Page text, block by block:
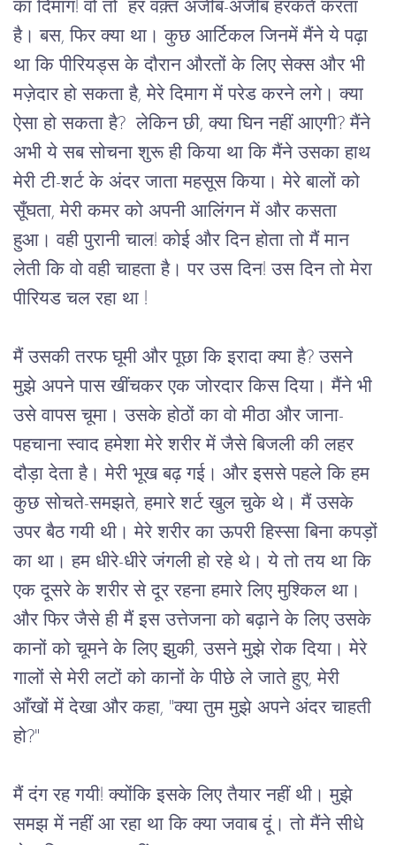
का दिमाग! वो तो हर वक़्त अजीब-अजीब हरकतें करता
है। बस, फिर क्या था। कुछ आर्टिकल जिनमें मैंने ये पढ़ा
था कि पीरियड्स के दौरान औरतों के लिए सेक्स और भी
मज़ेदार हो सकता है, मेरे दिमाग में परेड करने लगे। क्या
ऐसा हो सकता है? लेकिन छी, क्या घिन नहीं आएगी? मैंने
अभी ये सब सोचना शुरू ही किया था कि मैंने उसका हाथ
मेरी टी-शर्ट के अंदर जाता महसूस किया। मेरे बालों को
सूँघता, मेरी कमर को अपनी आलिंगन में और कसता
हुआ। वही पुरानी चाल! कोई और दिन होता तो मैं मान
लेती कि वो वही चाहता है। पर उस दिन! उस दिन तो मेरा
पीरियड चल रहा था !
मैं उसकी तरफ घूमी और पूछा कि इरादा क्या है? उसने
मुझे अपने पास खींचकर एक जोरदार किस दिया। मैंने भी
उसे वापस चूमा। उसके होठों का वो मीठा और जाना-
पहचाना स्वाद हमेशा मेरे शरीर में जैसे बिजली की लहर
दौड़ा देता है। मेरी भूख बढ़ गई। और इससे पहले कि हम
कुछ सोचते-समझते, हमारे शर्ट खुल चुके थे। मैं उसके
उपर बैठ गयी थी। मेरे शरीर का ऊपरी हिस्सा बिना कपड़ों
का था। हम धीरे-धीरे जंगली हो रहे थे। ये तो तय था कि
एक दूसरे के शरीर से दूर रहना हमारे लिए मुश्किल था।
और फिर जैसे ही मैं इस उत्तेजना को बढ़ाने के लिए उसके
कानों को चूमने के लिए झुकी, उसने मुझे रोक दिया। मेरे
गालों से मेरी लटों को कानों के पीछे ले जाते हुए, मेरी
आँखों में देखा और कहा, "क्या तुम मुझे अपने अंदर चाहती
हो?"
मैं दंग रह गयी! क्योंकि इसके लिए तैयार नहीं थी। मुझे
समझ में नहीं आ रहा था कि क्या जवाब दूं। तो मैंने सीधे